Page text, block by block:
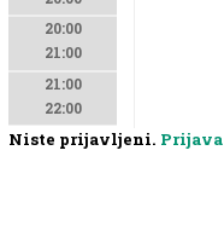
20:00
21:00
21:00
22:00
Niste prijavljeni. Prijava